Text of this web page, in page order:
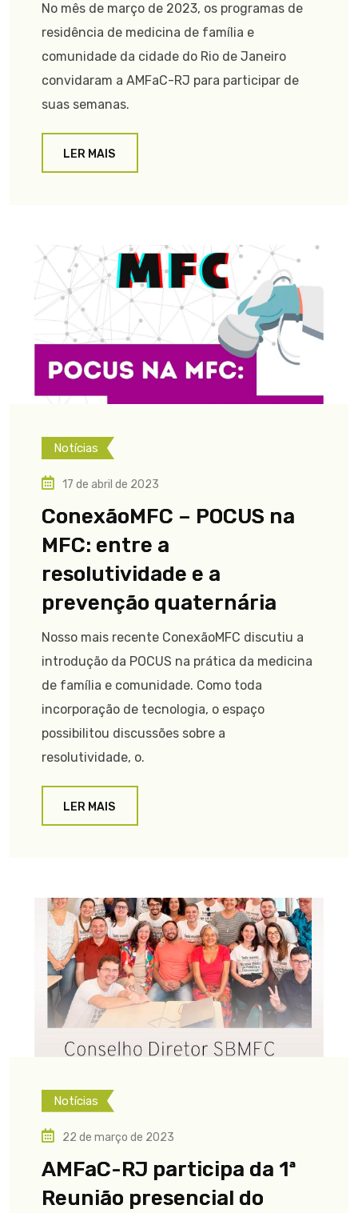
No mês de março de 2023, os programas de
residência de medicina de família e
comunidade da cidade do Rio de Janeiro
convidaram a AMFaC-RJ para participar de
suas semanas.
LER MAIS
Notícias
17 de abril de 2023
ConexãoMFC – POCUS na
MFC: entre a
resolutividade e a
prevenção quaternária
Nosso mais recente ConexãoMFC discutiu a
introdução da POCUS na prática da medicina
de família e comunidade. Como toda
incorporação de tecnologia, o espaço
possibilitou discussões sobre a
resolutividade, o.
LER MAIS
Notícias
22 de março de 2023
AMFaC-RJ participa da 1ª
Reunião presencial do